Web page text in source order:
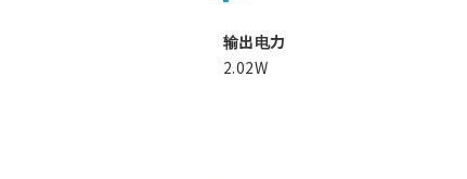
输出电力
2.02W